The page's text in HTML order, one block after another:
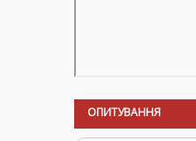
ОПИТУВАННЯ